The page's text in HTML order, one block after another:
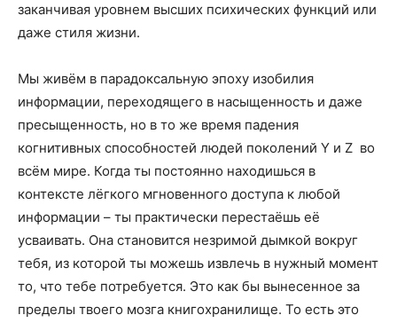
заканчивая уровнем высших психических функций или
даже стиля жизни.
Мы живём в парадоксальную эпоху изобилия
информации, переходящего в насыщенность и даже
пресыщенность, но в то же время падения
когнитивных способностей людей поколений Y и Z во
всём мире. Когда ты постоянно находишься в
контексте лёгкого мгновенного доступа к любой
информации – ты практически перестаёшь её
усваивать. Она становится незримой дымкой вокруг
тебя, из которой ты можешь извлечь в нужный момент
то, что тебе потребуется. Это как бы вынесенное за
пределы твоего мозга книгохранилище. То есть это